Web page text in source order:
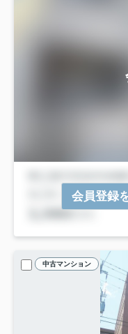
会員登録
中古マンション